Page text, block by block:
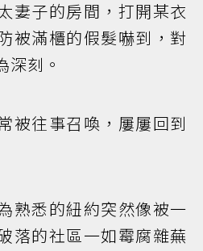
妻子的房間，打開某衣
被滿櫃的假髮嚇到，對
深刻。
被往事召喚，屢屢回到
熟悉的紐約突然像被一
落的社區一如霉腐雜蕪